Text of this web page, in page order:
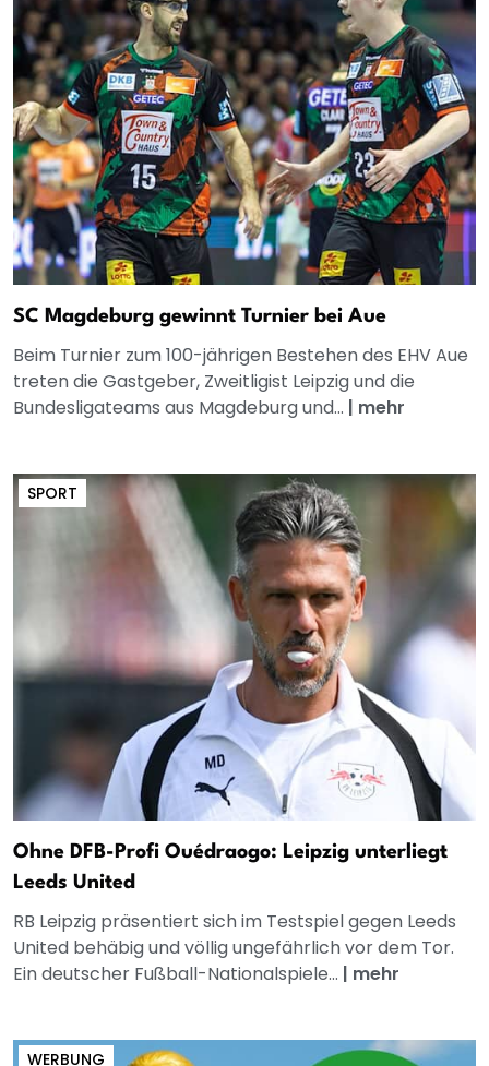
SC Magdeburg gewinnt Turnier bei Aue
Beim Turnier zum 100-jährigen Bestehen des EHV Aue
treten die Gastgeber, Zweitligist Leipzig und die
Bundesligateams aus Magdeburg und... | mehr
SPORT
Ohne DFB-Profi Ouédraogo: Leipzig unterliegt
Leeds United
RB Leipzig präsentiert sich im Testspiel gegen Leeds
United behäbig und völlig ungefährlich vor dem Tor.
Ein deutscher Fußball-Nationalspiele... | mehr
WERBUNG